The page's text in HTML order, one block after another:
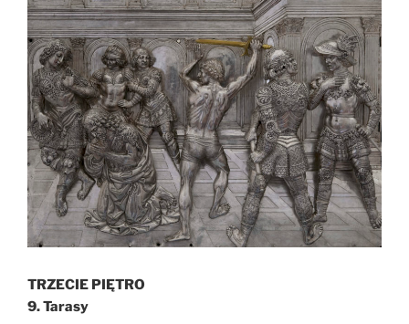
TRZECIE PIĘTRO
9. Tarasy